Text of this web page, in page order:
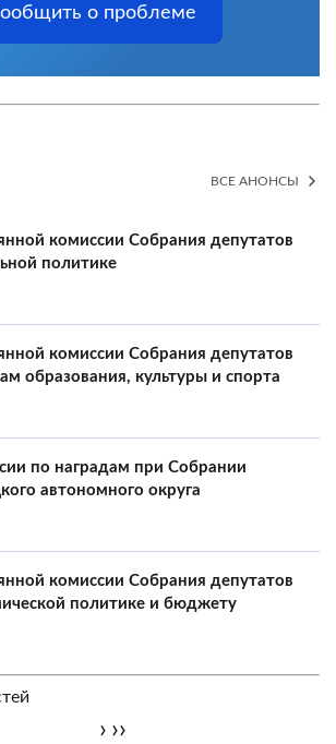
о проблеме
ВСЕ АНОНСЫ
комиссии Собрания депутатов
политике
комиссии Собрания депутатов
образования, культуры и спорта
по наградам при Собрании
автономного округа
комиссии Собрания депутатов
политике и бюджету
› ››